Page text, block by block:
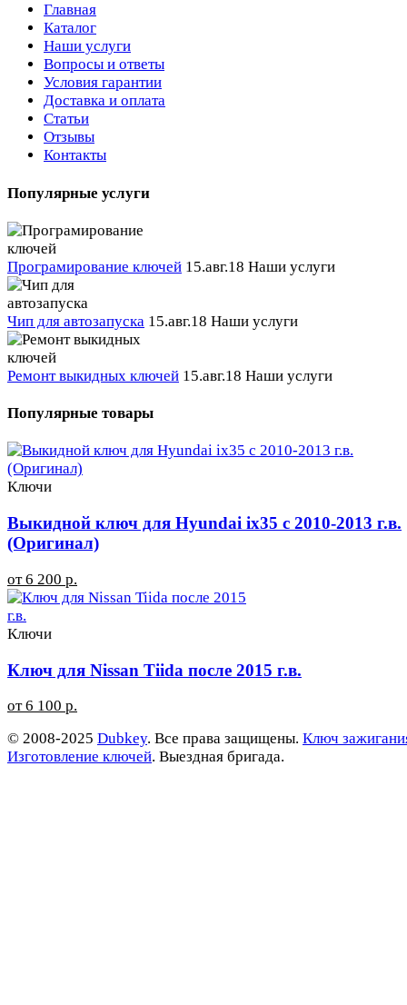
Главная
Каталог
Наши услуги
Вопросы и ответы
Условия гарантии
Доставка и оплата
Статьи
Отзывы
Контакты
Популярные услуги
Програмирование ключей 15.авг.18 Наши услуги
Чип для автозапуска 15.авг.18 Наши услуги
Ремонт выкидных ключей 15.авг.18 Наши услуги
Популярные товары
Ключи
Выкидной ключ для Hyundai ix35 с 2010-2013 г.в.
(Оригинал)
от 6 200 р.
Ключи
Ключ для Nissan Tiida после 2015 г.в.
от 6 100 р.
© 2008-2025 Dubkey. Все права защищены. Ключ
Изготовление ключей. Выездная бригада.